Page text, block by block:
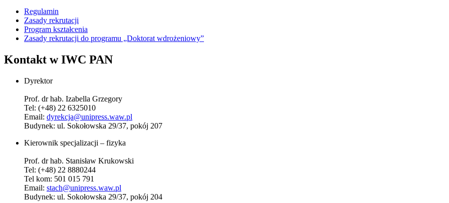
Regulamin
Zasady rekrutacji
Program kształcenia
Zasady rekrutacji do programu „Doktorat wdrożeniowy”
Kontakt w IWC PAN
Dyrektor
Prof. dr hab. Izabella Grzegory
Tel: (+48) 22 6325010
Email: dyrekcja@unipress.waw.pl
Budynek: ul. Sokołowska 29/37, pokój 207
Kierownik specjalizacji – fizyka
Prof. dr hab. Stanisław Krukowski
Tel: (+48) 22 8880244
Tel kom: 501 015 791
Email: stach@unipress.waw.pl
Budynek: ul. Sokołowska 29/37, pokój 204